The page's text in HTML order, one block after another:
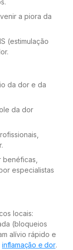
a piora da
(estimulação
da dor e da
da dor
especialistas
locais:
(bloqueios
alívio rápido e
inflamação e dor.